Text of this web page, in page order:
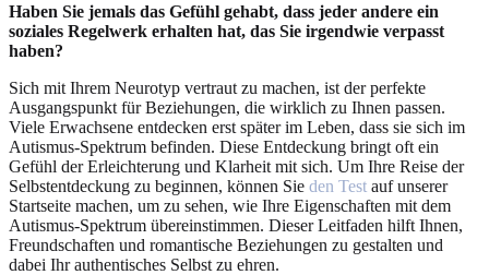
Haben Sie jemals das Gefühl gehabt, dass jeder andere ein
soziales Regelwerk erhalten hat, das Sie irgendwie verpasst
haben?
Sich mit Ihrem Neurotyp vertraut zu machen, ist der perfekte
Ausgangspunkt für Beziehungen, die wirklich zu Ihnen passen.
Viele Erwachsene entdecken erst später im Leben, dass sie sich im
Autismus-Spektrum befinden. Diese Entdeckung bringt oft ein
Gefühl der Erleichterung und Klarheit mit sich. Um Ihre Reise der
Selbstentdeckung zu beginnen, können Sie den Test auf unserer
Startseite machen, um zu sehen, wie Ihre Eigenschaften mit dem
Autismus-Spektrum übereinstimmen. Dieser Leitfaden hilft Ihnen,
Freundschaften und romantische Beziehungen zu gestalten und
dabei Ihr authentisches Selbst zu ehren.